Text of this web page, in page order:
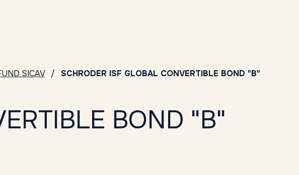
SICAV
SCHRODER ISF GLOBAL CONVERTIBLE BOND "B"
BOND "B"